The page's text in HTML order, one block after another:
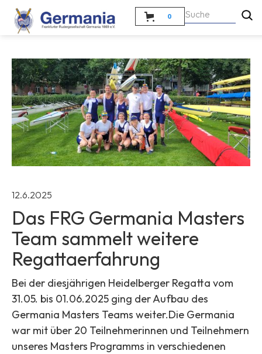
0
12.6.2025
Das FRG Germania Masters
Team sammelt weitere
Regattaerfahrung
Bei der diesjährigen Heidelberger Regatta vom
31.05. bis 01.06.2025 ging der Aufbau des
Germania Masters Teams weiter.Die Germania
war mit über 20 Teilnehmerinnen und Teilnehmern
unseres Masters Programms in verschiedenen